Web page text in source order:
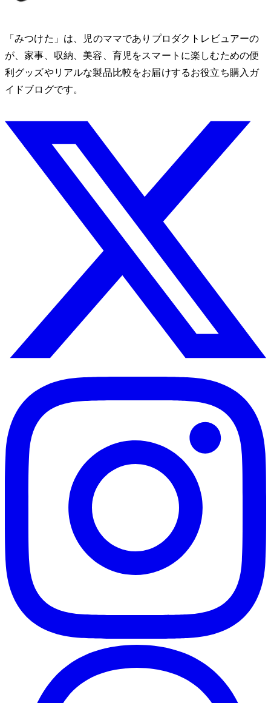
「みつけた」は、2児のママでありプロダクトレビュアーのMio
が、家事、収納、美容、育児をスマートに楽しむための便
利グッズやリアルな製品比較をお届けするお役立ち購入ガ
イドブログです。